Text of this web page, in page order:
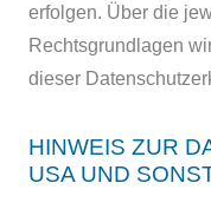
erfolgen. Über die
Rechtsgrundlagen
dieser
HINWEIS ZUR
USA UND